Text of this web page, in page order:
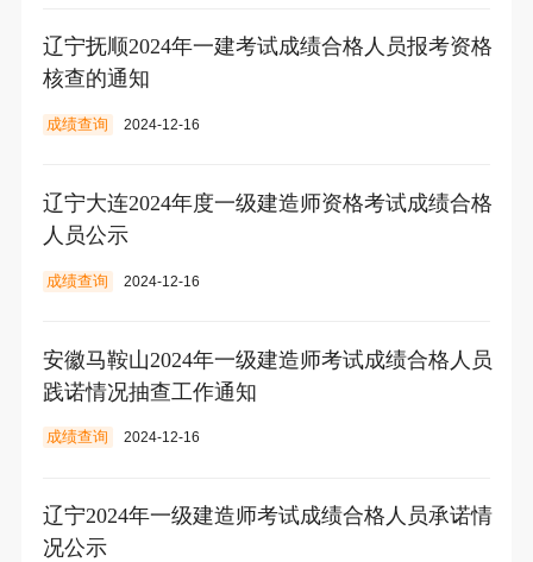
辽宁抚顺2024年一建考试成绩合格人员报考资格
核查的通知
成绩查询 2024-12-16
辽宁大连2024年度一级建造师资格考试成绩合格
人员公示
成绩查询 2024-12-16
安徽马鞍山2024年一级建造师考试成绩合格人员
践诺情况抽查工作通知
成绩查询 2024-12-16
辽宁2024年一级建造师考试成绩合格人员承诺情
况公示